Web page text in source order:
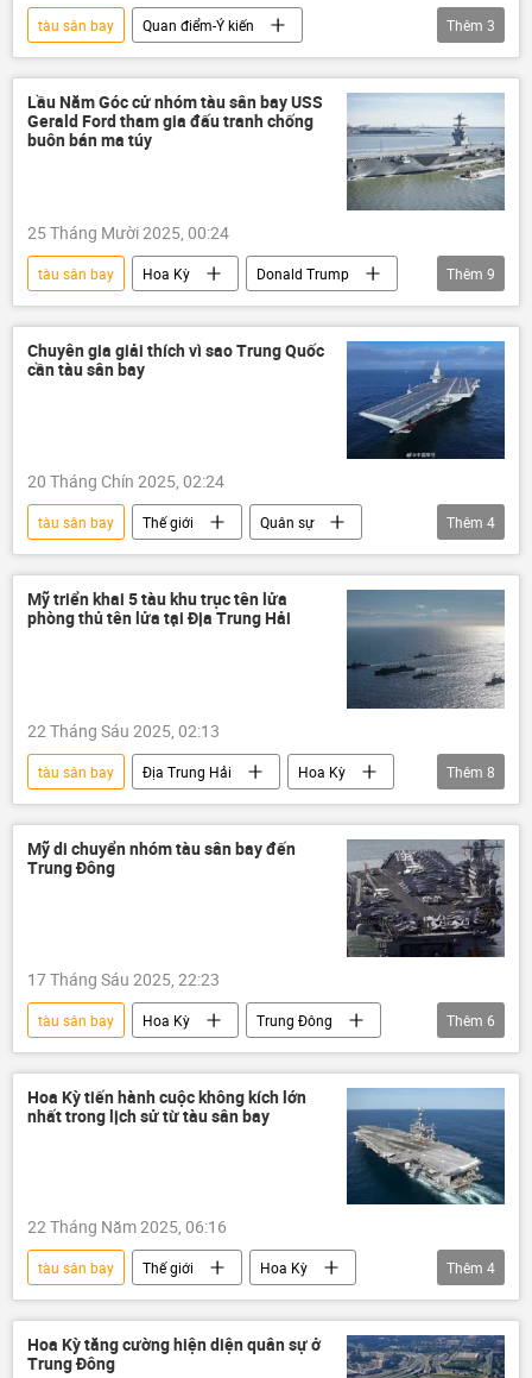
tàu sân bay
Quan điểm-Ý kiến
chuyên gia
Trung Quốc
Chính trị
Đài Loan
Thêm 3
Lầu Năm Góc cử nhóm tàu sân bay USS
Gerald Ford tham gia đấu tranh chống
buôn bán ma túy
25 Tháng Mười 2025, 00:24
tàu sân bay Hoa Kỳ
Donald Trump
Thế giới
phương Tây
thông tin
Nam Mỹ
Lầu Năm Góc
Bộ Quốc phòng Hoa Kỳ
Thêm 9
Chuyên gia giải thích vì sao Trung Quốc
cần tàu sân bay
20 Tháng Chín 2025, 02:24
tàu sân bay Thế giới
Quân sự
Trung Quốc
Chính trị
Quan điểm-Ý kiến
chuyên gia
Thêm 4
Mỹ triển khai 5 tàu khu trục tên lửa
phòng thủ tên lửa tại Địa Trung Hải
22 Tháng Sáu 2025, 02:13
tàu sân bay Địa Trung Hải
Hoa Kỳ
Trung Đông
Lầu Năm Góc
thông tin
Washington
Hải quân Hoa Kỳ
Thêm 8
Mỹ di chuyển nhóm tàu sân bay đến
Trung Đông
17 Tháng Sáu 2025, 22:23
tàu sân bay Hoa Kỳ
Trung Đông
Iran
Leo thang căng thẳng giữa Israel và Iran
Israel
xung đột quân sự
Thêm 6
Hoa Kỳ tiến hành cuộc không kích lớn
nhất trong lịch sử từ tàu sân bay
22 Tháng Năm 2025, 06:16
tàu sân bay Thế giới
Hoa Kỳ
không kích
Somalia
tấn công
IS
Thêm 4
Hoa Kỳ tăng cường hiện diện quân sự ở
Trung Đông